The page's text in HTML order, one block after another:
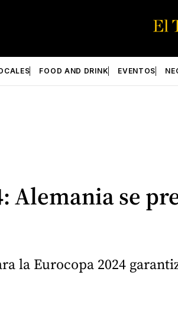
FOOD AND DRINK EVENTOS
Alemania se
la Eurocopa 2024